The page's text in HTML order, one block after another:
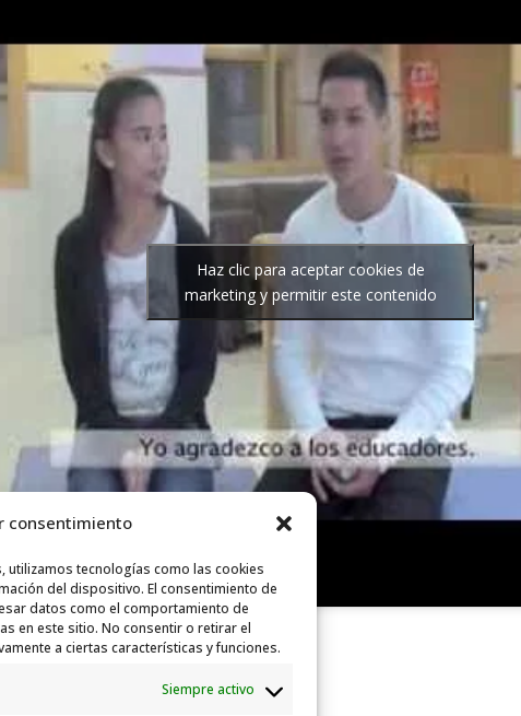
consentimiento
utilizamos tecnologías como las cookies
del dispositivo. El consentimiento de
datos como el comportamiento de
en este sitio. No consentir o retirar el
a ciertas características y funciones.
Siempre activo
Haz clic para aceptar cookies de
marketing y permitir este contenido